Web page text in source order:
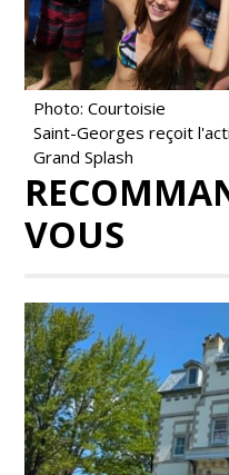
Photo: Courtoisie
Saint-Georges reçoit
Grand Splash
VOUS